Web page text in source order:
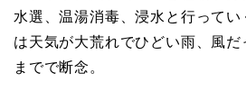
水選、温湯消毒、浸水と行ってい
は天気が大荒れでひどい雨、風だ
までで断念。